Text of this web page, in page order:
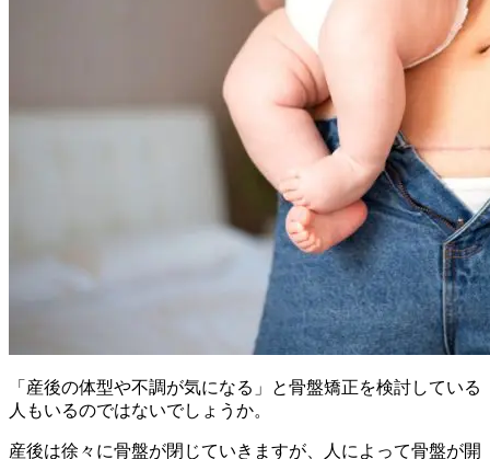
「産後の体型や不調が気になる」と骨盤矯正を検討している
人もいるのではないでしょうか。
産後は徐々に骨盤が閉じていきますが、人によって骨盤が開